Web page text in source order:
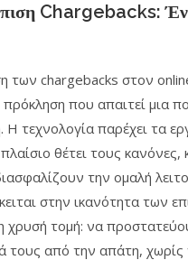
Chargebacks:
των chargebacks στον
πρόκληση που απαιτεί μια
Η τεχνολογία παρέχει τα
θέτει τους κανόνες,
την ομαλή
στην ικανότητα των
χρυσή τομή: να
τους από την απάτη, χωρίς